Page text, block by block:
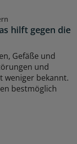
hilft gegen die
Gefäße und
und
weniger bekannt.
bestmöglich